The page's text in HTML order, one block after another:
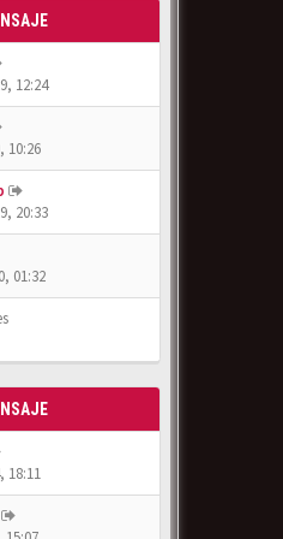
12:24
10:26
20:33
01:32
18:11